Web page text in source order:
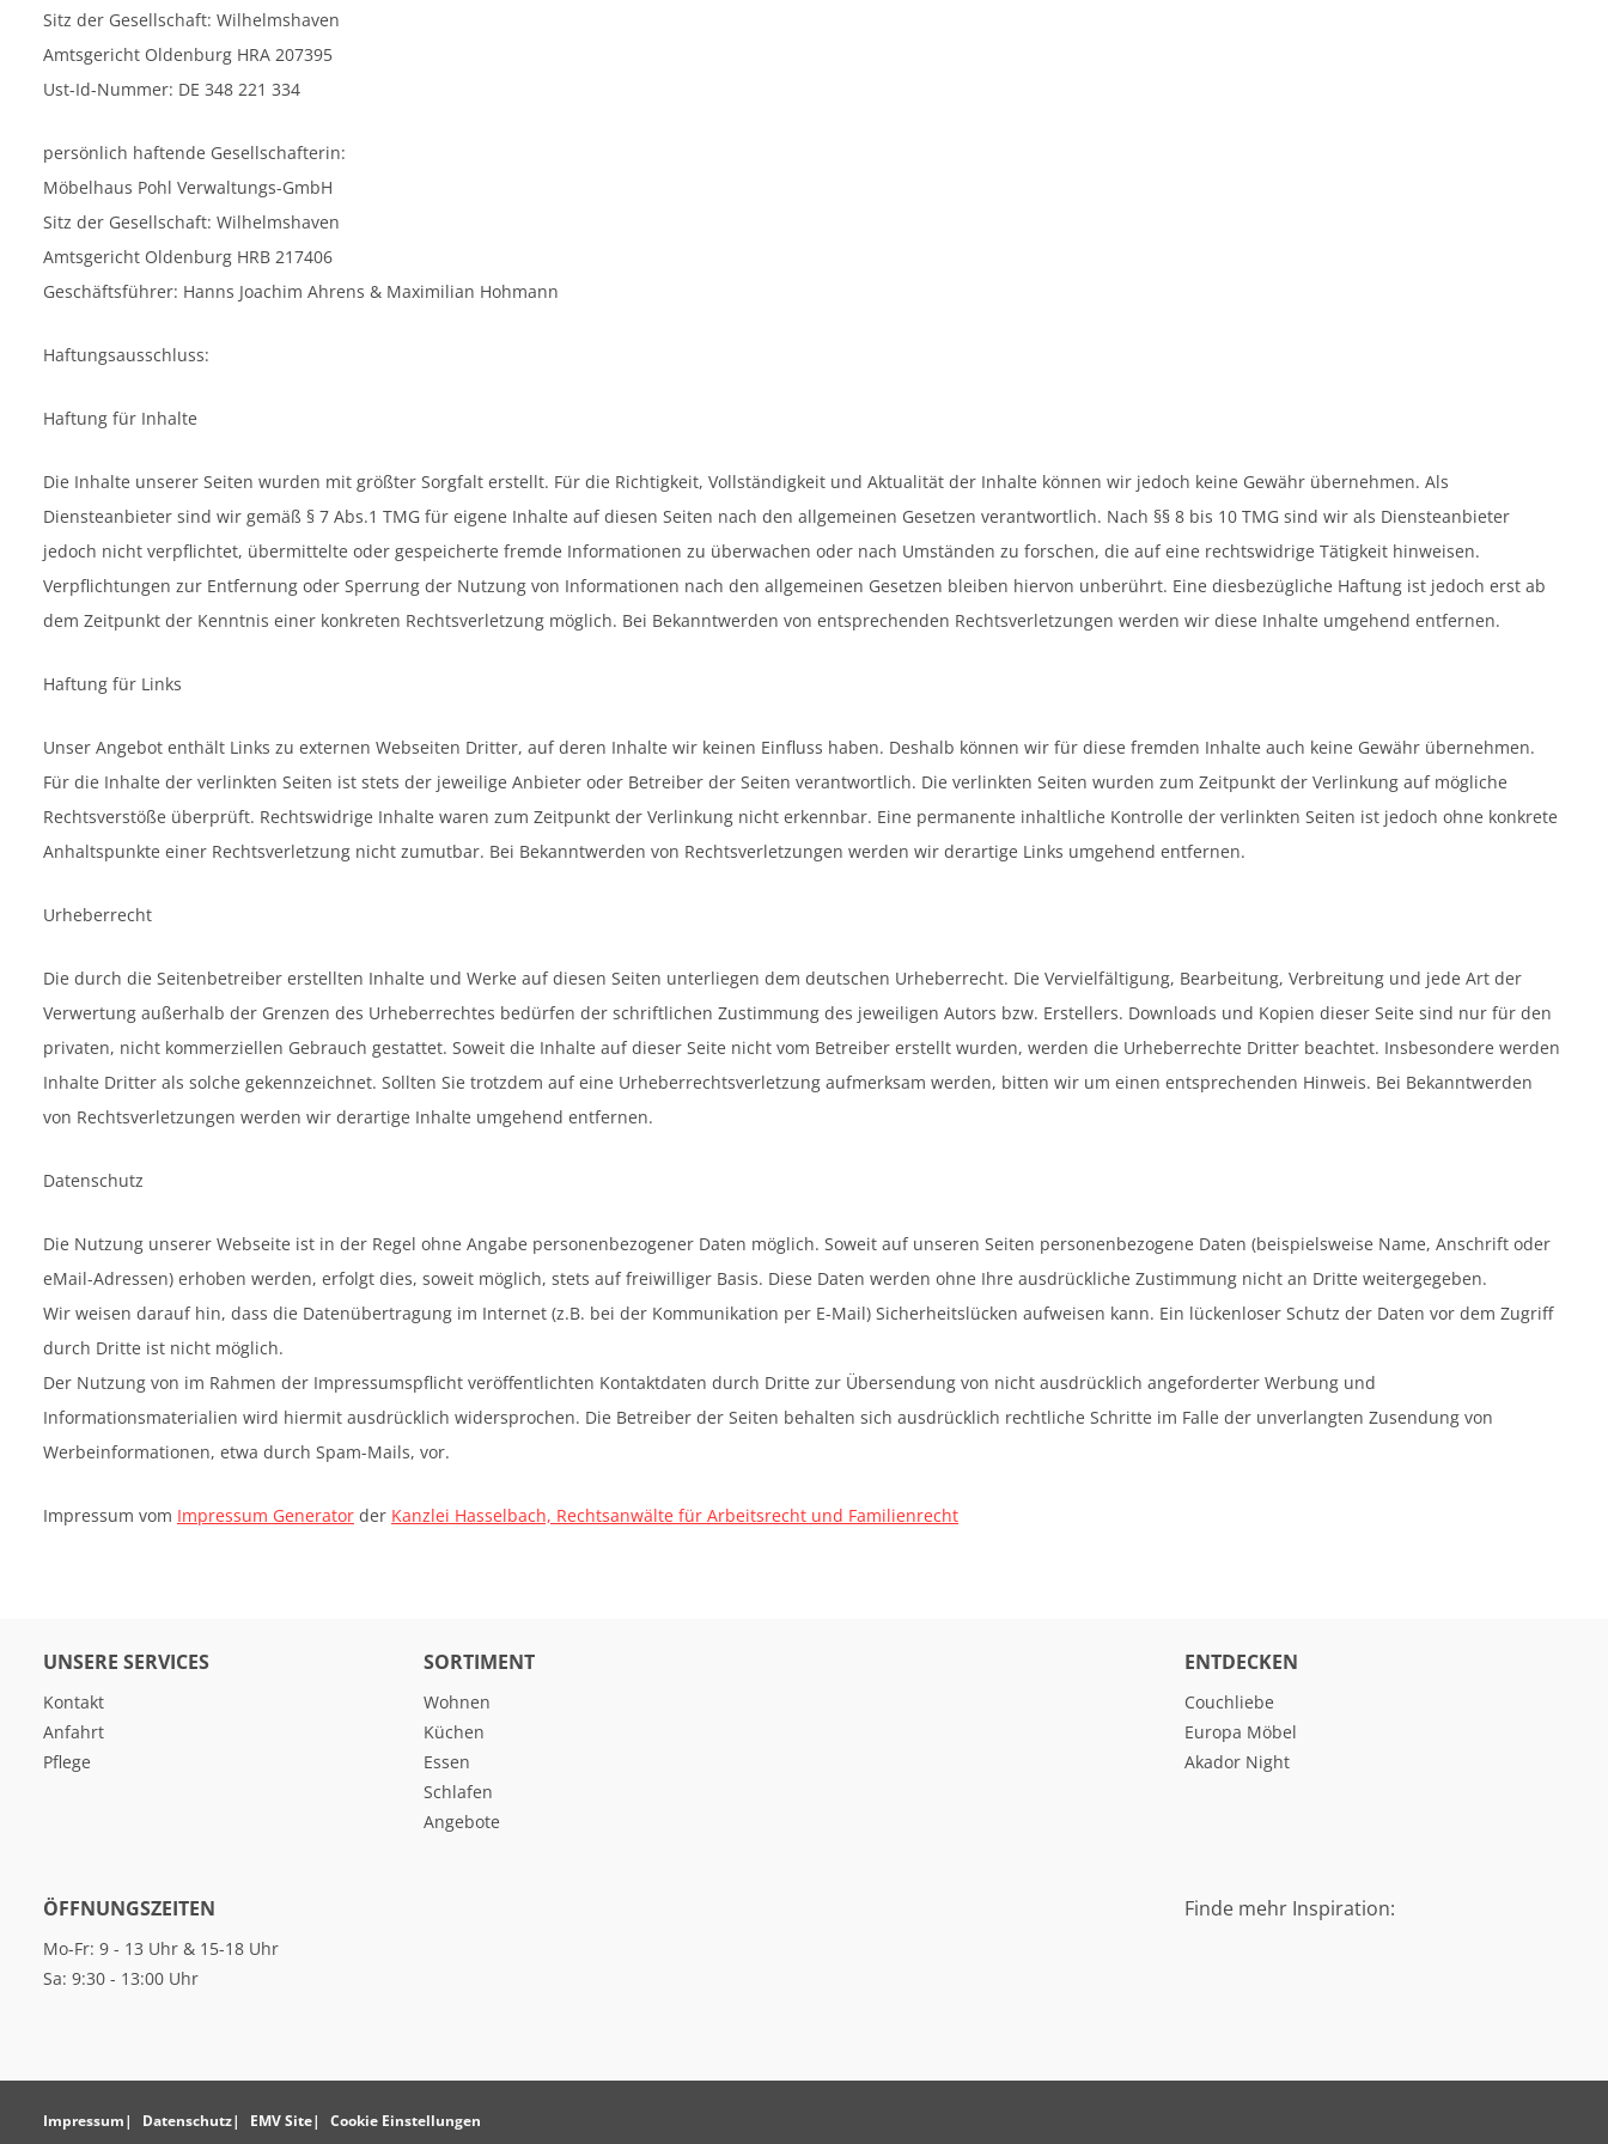
Sitz der Gesellschaft: Wilhelmshaven
Amtsgericht Oldenburg HRA 207395
Ust-Id-Nummer: DE 348 221 334
persönlich haftende Gesellschafterin:
Möbelhaus Pohl Verwaltungs-GmbH
Sitz der Gesellschaft: Wilhelmshaven
Amtsgericht Oldenburg HRB 217406
Geschäftsführer: Hanns Joachim Ahrens & Maximilian Hohmann
Haftungsausschluss:
Haftung für Inhalte
Die Inhalte unserer Seiten wurden mit größter Sorgfalt erstellt. Für die Richtigkeit, Vollständigkeit und Aktualität der Inhalte können wir jedoch keine Gewähr übernehmen. Als
Diensteanbieter sind wir gemäß § 7 Abs.1 TMG für eigene Inhalte auf diesen Seiten nach den allgemeinen Gesetzen verantwortlich. Nach §§ 8 bis 10 TMG sind wir als Diensteanbieter
jedoch nicht verpflichtet, übermittelte oder gespeicherte fremde Informationen zu überwachen oder nach Umständen zu forschen, die auf eine rechtswidrige Tätigkeit hinweisen.
Verpflichtungen zur Entfernung oder Sperrung der Nutzung von Informationen nach den allgemeinen Gesetzen bleiben hiervon unberührt. Eine diesbezügliche Haftung ist jedoch erst ab
dem Zeitpunkt der Kenntnis einer konkreten Rechtsverletzung möglich. Bei Bekanntwerden von entsprechenden Rechtsverletzungen werden wir diese Inhalte umgehend entfernen.
Haftung für Links
Unser Angebot enthält Links zu externen Webseiten Dritter, auf deren Inhalte wir keinen Einfluss haben. Deshalb können wir für diese fremden Inhalte auch keine Gewähr übernehmen.
Für die Inhalte der verlinkten Seiten ist stets der jeweilige Anbieter oder Betreiber der Seiten verantwortlich. Die verlinkten Seiten wurden zum Zeitpunkt der Verlinkung auf mögliche
Rechtsverstöße überprüft. Rechtswidrige Inhalte waren zum Zeitpunkt der Verlinkung nicht erkennbar. Eine permanente inhaltliche Kontrolle der verlinkten Seiten ist jedoch ohne konkrete
Anhaltspunkte einer Rechtsverletzung nicht zumutbar. Bei Bekanntwerden von Rechtsverletzungen werden wir derartige Links umgehend entfernen.
Urheberrecht
Die durch die Seitenbetreiber erstellten Inhalte und Werke auf diesen Seiten unterliegen dem deutschen Urheberrecht. Die Vervielfältigung, Bearbeitung, Verbreitung und jede Art der
Verwertung außerhalb der Grenzen des Urheberrechtes bedürfen der schriftlichen Zustimmung des jeweiligen Autors bzw. Erstellers. Downloads und Kopien dieser Seite sind nur für den
privaten, nicht kommerziellen Gebrauch gestattet. Soweit die Inhalte auf dieser Seite nicht vom Betreiber erstellt wurden, werden die Urheberrechte Dritter beachtet. Insbesondere werden
Inhalte Dritter als solche gekennzeichnet. Sollten Sie trotzdem auf eine Urheberrechtsverletzung aufmerksam werden, bitten wir um einen entsprechenden Hinweis. Bei Bekanntwerden
von Rechtsverletzungen werden wir derartige Inhalte umgehend entfernen.
Datenschutz
Die Nutzung unserer Webseite ist in der Regel ohne Angabe personenbezogener Daten möglich. Soweit auf unseren Seiten personenbezogene Daten (beispielsweise Name, Anschrift oder
eMail-Adressen) erhoben werden, erfolgt dies, soweit möglich, stets auf freiwilliger Basis. Diese Daten werden ohne Ihre ausdrückliche Zustimmung nicht an Dritte weitergegeben.
Wir weisen darauf hin, dass die Datenübertragung im Internet (z.B. bei der Kommunikation per E-Mail) Sicherheitslücken aufweisen kann. Ein lückenloser Schutz der Daten vor dem Zugriff
durch Dritte ist nicht möglich.
Der Nutzung von im Rahmen der Impressumspflicht veröffentlichten Kontaktdaten durch Dritte zur Übersendung von nicht ausdrücklich angeforderter Werbung und
Informationsmaterialien wird hiermit ausdrücklich widersprochen. Die Betreiber der Seiten behalten sich ausdrücklich rechtliche Schritte im Falle der unverlangten Zusendung von
Werbeinformationen, etwa durch Spam-Mails, vor.
Impressum vom Impressum Generator der Kanzlei Hasselbach, Rechtsanwälte für Arbeitsrecht und Familienrecht
UNSERE SERVICES
Kontakt
Anfahrt
Pflege
SORTIMENT
Wohnen
Küchen
Essen
Schlafen
Angebote
ENTDECKEN
Couchliebe
Europa Möbel
Akador Night
ÖFFNUNGSZEITEN
Mo-Fr: 9 - 13 Uhr & 15-18 Uhr
Sa: 9:30 - 13:00 Uhr
Finde mehr Inspiration:
Impressum Datenschutz EMV Site Cookie Einstellungen